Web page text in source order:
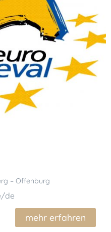
– Offenburg
de
mehr erfahren